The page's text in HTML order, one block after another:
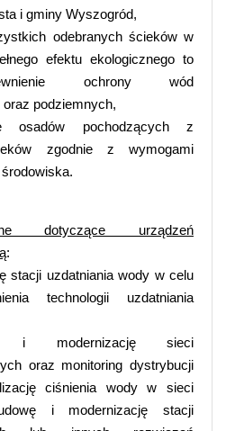
i gminy Wyszogród,
odebranych ścieków w
efektu ekologicznego to
ochrony wód
podziemnych,
osadów pochodzących z
zgodnie z wymogami
dotyczące urządzeń
:
stacji uzdatniania wody w celu
technologii uzdatniania
i modernizację sieci
oraz monitoring dystrybucji
ciśnienia wody w sieci
i modernizację stacji